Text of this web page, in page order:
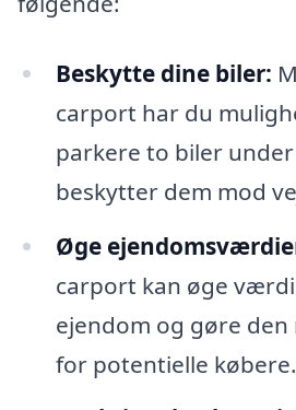
Beskytte dine biler:
carport har du
parkere to biler
beskytter dem mod
Øge
carport kan øge
ejendom og gøre
for potentielle købere.